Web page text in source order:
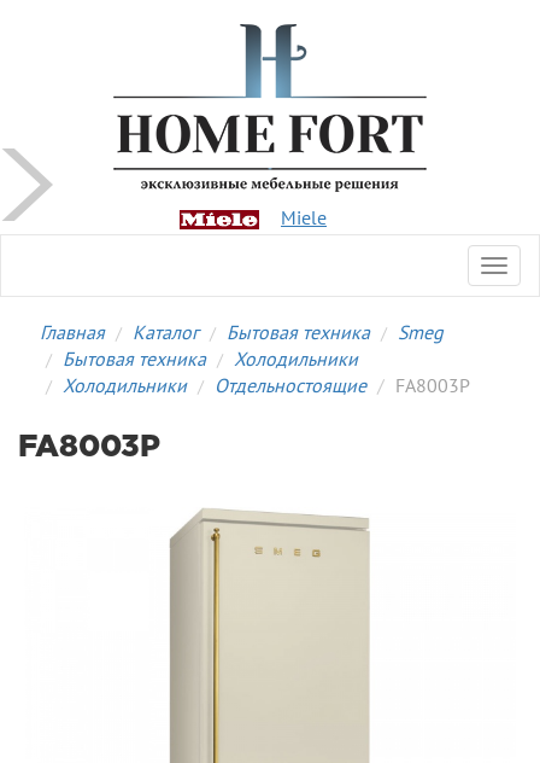
Miele
Главная Каталог Бытовая техника
Smeg
Бытовая техника
Холодильники
Холодильники
Отдельностоящие FA8003P
FA8003P